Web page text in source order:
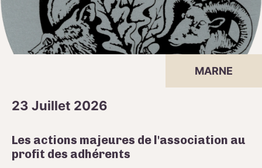
MARNE
23 Juillet 2026
Les actions majeures de l'association au
profit des adhérents